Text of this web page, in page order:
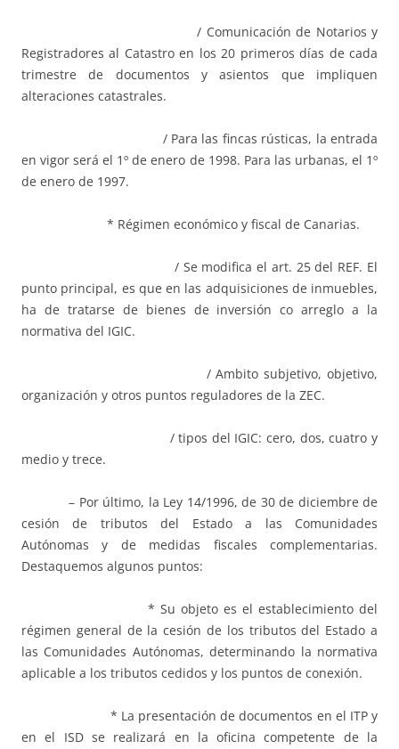
/ Comunicación de Notarios y
Registradores al Catastro en los 20 primeros días de cada
trimestre de documentos y asientos que impliquen
alteraciones catastrales.
/ Para las fincas rústicas, la entrada
en vigor será el 1º de enero de 1998. Para las urbanas, el 1º
de enero de 1997.
* Régimen económico y fiscal de Canarias.
/ Se modifica el art. 25 del REF. El
punto principal, es que en las adquisiciones de inmuebles,
ha de tratarse de bienes de inversión co arreglo a la
normativa del IGIC.
/ Ambito subjetivo, objetivo,
organización y otros puntos reguladores de la ZEC.
/ tipos del IGIC: cero, dos, cuatro y
medio y trece.
– Por último, la Ley 14/1996, de 30 de diciembre de
cesión de tributos del Estado a las Comunidades
Autónomas y de medidas fiscales complementarias.
Destaquemos algunos puntos:
* Su objeto es el establecimiento del
régimen general de la cesión de los tributos del Estado a
las Comunidades Autónomas, determinando la normativa
aplicable a los tributos cedidos y los puntos de conexión.
* La presentación de documentos en el ITP y
en el ISD se realizará en la oficina competente de la